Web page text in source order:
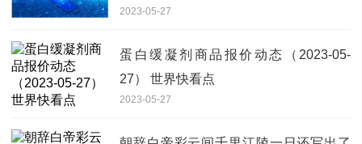
2023-05-27
蛋白缓凝剂商品报价动态（2023-05-
27） 世界快看点
2023-05-27